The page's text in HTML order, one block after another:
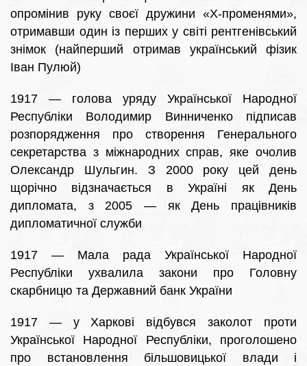
опромінив руку своєї дружини «Х-променями»,
отримавши один із перших у світі рентгенівський
знімок (найперший отримав український фізик
Іван Пулюй)
1917 — голова уряду Української Народної
Республіки Володимир Винниченко підписав
розпорядження про створення Генерального
секретарства з міжнародних справ, яке очолив
Олександр Шульгин. З 2000 року цей день
щорічно відзначається в Україні як День
дипломата, з 2005 — як День працівників
дипломатичної служби
1917 — Мала рада Української Народної
Республіки ухвалила закони про Головну
скарбницю та Державний банк України
1917 — у Харкові відбувся заколот проти
Української Народної Республіки, проголошено
про встановлення більшовицької влади і